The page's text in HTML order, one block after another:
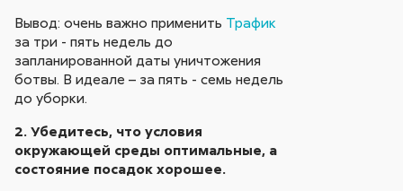
Вывод: очень важно применить Трафик
за три - пять недель до
запланированной даты уничтожения
ботвы. В идеале – за пять - семь недель
до уборки.
2. Убедитесь, что условия
окружающей среды оптимальные, а
состояние посадок хорошее.